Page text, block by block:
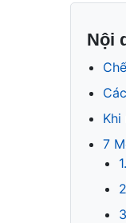
Nội
Khi
7